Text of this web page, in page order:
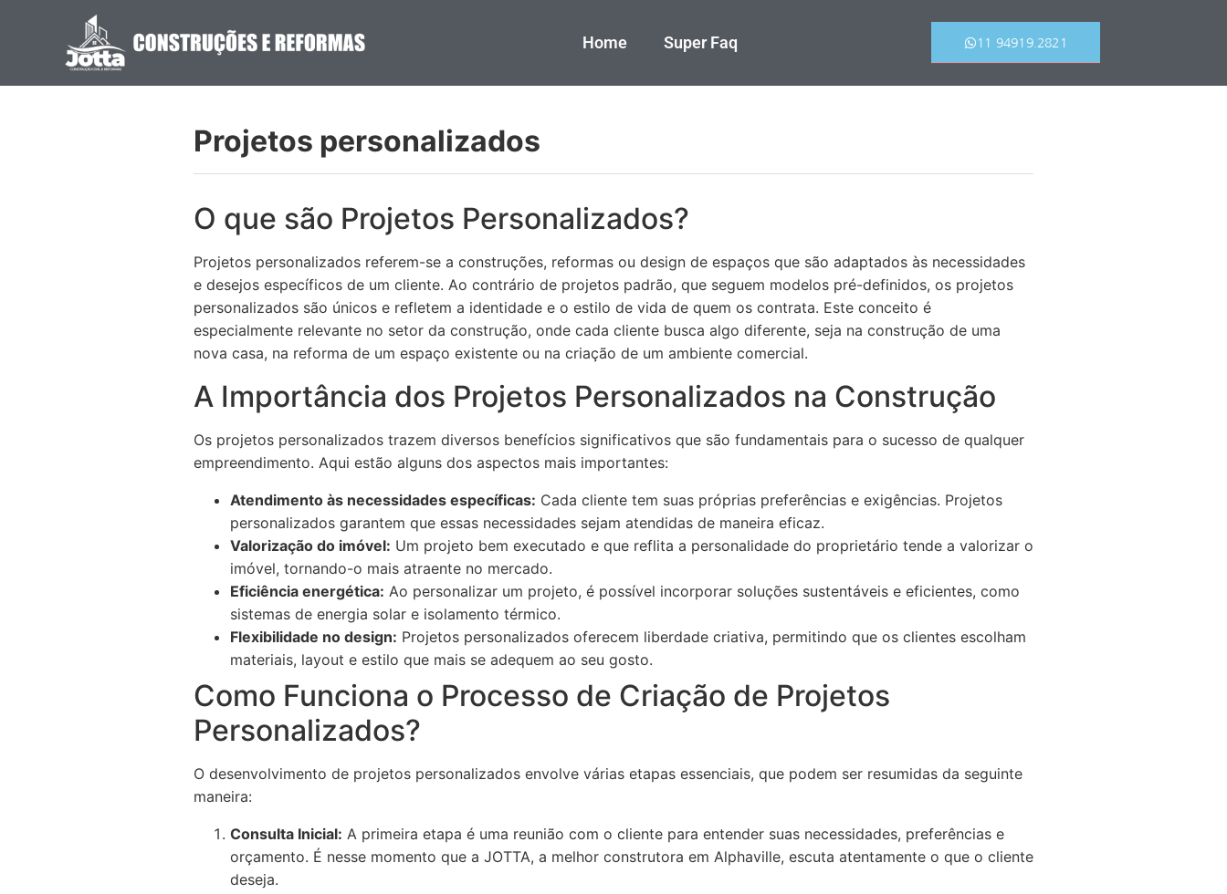
Home Super Faq 11 94919.2821
Projetos personalizados
O que são Projetos Personalizados?
Projetos personalizados referem-se a construções, reformas ou design de espaços que são adaptados às necessidades
e desejos específicos de um cliente. Ao contrário de projetos padrão, que seguem modelos pré-definidos, os projetos
personalizados são únicos e refletem a identidade e o estilo de vida de quem os contrata. Este conceito é
especialmente relevante no setor da construção, onde cada cliente busca algo diferente, seja na construção de uma
nova casa, na reforma de um espaço existente ou na criação de um ambiente comercial.
A Importância dos Projetos Personalizados na Construção
Os projetos personalizados trazem diversos benefícios significativos que são fundamentais para o sucesso de qualquer
empreendimento. Aqui estão alguns dos aspectos mais importantes:
Atendimento às necessidades específicas: Cada cliente tem suas próprias preferências e exigências. Projetos
personalizados garantem que essas necessidades sejam atendidas de maneira eficaz.
Valorização do imóvel: Um projeto bem executado e que reflita a personalidade do proprietário tende a valorizar o
imóvel, tornando-o mais atraente no mercado.
Eficiência energética: Ao personalizar um projeto, é possível incorporar soluções sustentáveis e eficientes, como
sistemas de energia solar e isolamento térmico.
Flexibilidade no design: Projetos personalizados oferecem liberdade criativa, permitindo que os clientes escolham
materiais, layout e estilo que mais se adequem ao seu gosto.
Como Funciona o Processo de Criação de Projetos
Personalizados?
O desenvolvimento de projetos personalizados envolve várias etapas essenciais, que podem ser resumidas da seguinte
maneira:
Consulta Inicial: A primeira etapa é uma reunião com o cliente para entender suas necessidades, preferências e
orçamento. É nesse momento que a JOTTA, a melhor construtora em Alphaville, escuta atentamente o que o cliente
deseja.